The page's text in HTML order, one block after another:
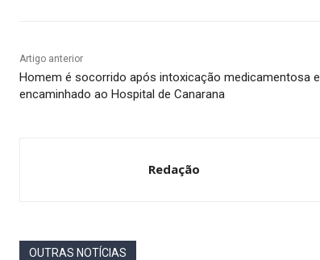
Artigo anterior
Homem é socorrido após intoxicação medicamentosa e
encaminhado ao Hospital de Canarana
Redação
OUTRAS NOTÍCIAS